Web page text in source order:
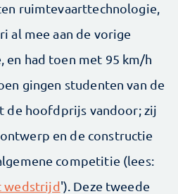
ruimtevaarttechnologie,
al mee aan de vorige
had toen met 95 km/h
gingen studenten van de
de hoofdprijs vandoor; zij
en de constructie
competitie (lees:
wedstrijd'). Deze tweede